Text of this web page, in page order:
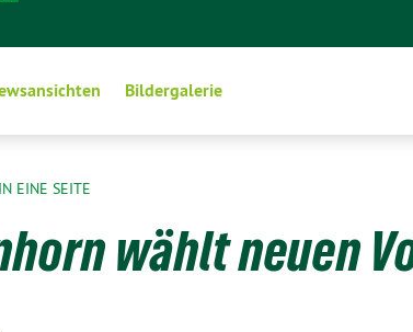
Bildergalerie
EINE SEITE
wählt neuen